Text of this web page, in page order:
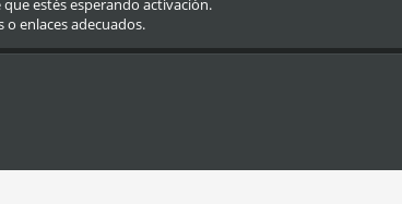
estés esperando activación.
enlaces adecuados.